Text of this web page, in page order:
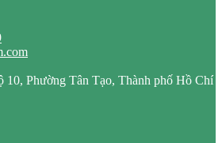
10, Phường Tân Tạo, Thành phố Hồ Chí